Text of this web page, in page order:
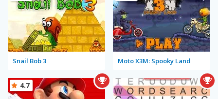
Snail Bob 3 Moto X3M: Spooky Land
4.7